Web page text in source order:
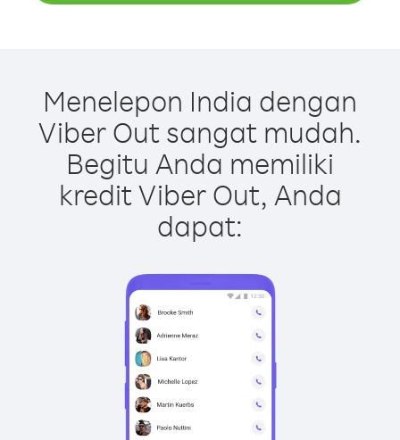
Menelepon India dengan
Viber Out sangat mudah.
Begitu Anda memiliki
kredit Viber Out, Anda
dapat: